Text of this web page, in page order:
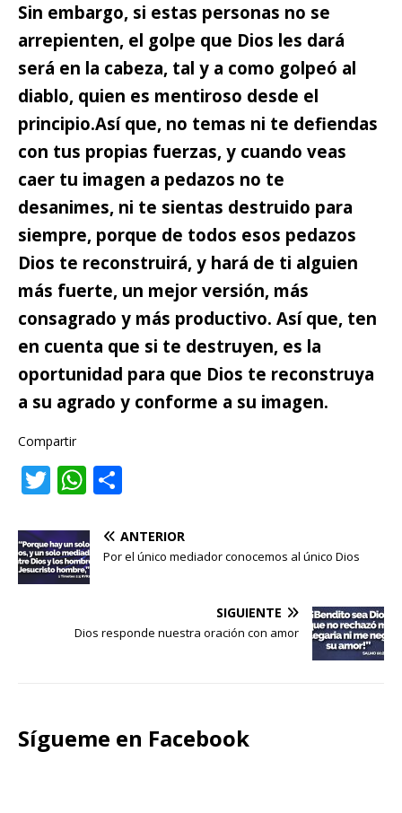
Sin embargo, si estas personas no se
arrepienten, el golpe que Dios les dará
será en la cabeza, tal y a como golpeó al
diablo, quien es mentiroso desde el
principio.Así que, no temas ni te defiendas
con tus propias fuerzas, y cuando veas
caer tu imagen a pedazos no te
desanimes, ni te sientas destruido para
siempre, porque de todos esos pedazos
Dios te reconstruirá, y hará de ti alguien
más fuerte, un mejor versión, más
consagrado y más productivo. Así que, ten
en cuenta que si te destruyen, es la
oportunidad para que Dios te reconstruya
a su agrado y conforme a su imagen.
Compartir
T
it
te
r
W
at
s
A
p
m
p
ti
ANTERIOR
Por el único mediador conocemos al único Dios
SIGUIENTE
Dios responde nuestra oración con amor
Sígueme en Facebook